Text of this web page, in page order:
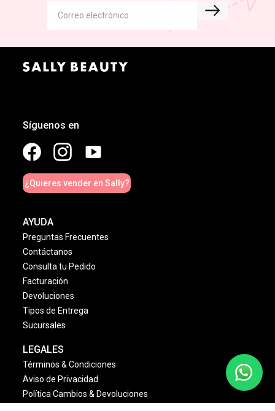
Síguenos en
¿Quieres vender en Sally?
AYUDA
Preguntas Frecuentes
Contáctanos
Consulta tu Pedido
Facturación
Devoluciones
Tipos de Entrega
Sucursales
LEGALES
Términos & Condiciones
Aviso de Privacidad
Política Cambios & Devoluciones